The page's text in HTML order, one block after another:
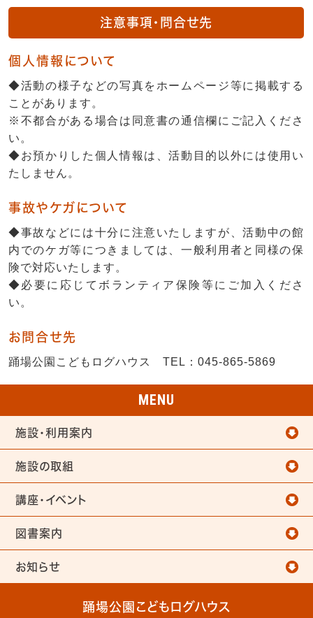
注意事項・問合せ先
個人情報について
◆活動の様子などの写真をホームページ等に掲載する
ことがあります。
※不都合がある場合は同意書の通信欄にご記入くださ
い。
◆お預かりした個人情報は、活動目的以外には使用い
たしません。
事故やケガについて
◆事故などには十分に注意いたしますが、活動中の館
内でのケガ等につきましては、一般利用者と同様の保
険で対応いたします。
◆必要に応じてボランティア保険等にご加入くださ
い。
お問合せ先
踊場公園こどもログハウス TEL：045-865-5869
MENU
施設・利用案内
施設の取組
講座・イベント
図書案内
お知らせ
踊場公園こどもログハウス